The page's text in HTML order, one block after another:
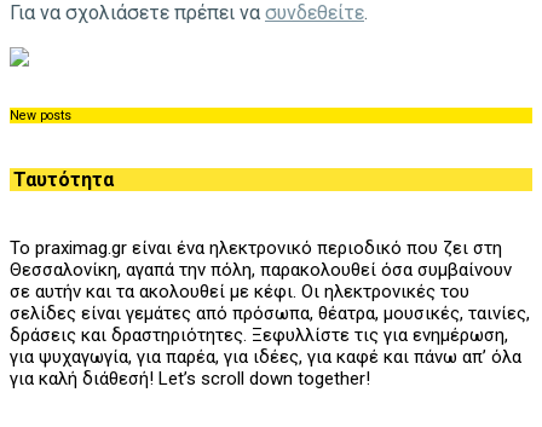
Για να σχολιάσετε πρέπει να συνδεθείτε.
New posts
Ταυτότητα
Το praximag.gr είναι ένα ηλεκτρονικό περιοδικό που ζει στη
Θεσσαλονίκη, αγαπά την πόλη, παρακολουθεί όσα συμβαίνουν
σε αυτήν και τα ακολουθεί με κέφι. Οι ηλεκτρονικές του
σελίδες είναι γεμάτες από πρόσωπα, θέατρα, μουσικές, ταινίες,
δράσεις και δραστηριότητες. Ξεφυλλίστε τις για ενημέρωση,
για ψυχαγωγία, για παρέα, για ιδέες, για καφέ και πάνω απ’ όλα
για καλή διάθεσή! Let’s scroll down together!